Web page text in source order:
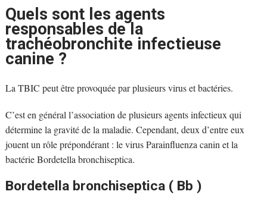
Quels sont les agents
responsables de la
trachéobronchite infectieuse
canine ?
La TBIC peut être provoquée par plusieurs virus et bactéries.
C’est en général l’association de plusieurs agents infectieux qui
détermine la gravité de la maladie. Cependant, deux d’entre eux
jouent un rôle prépondérant : le virus Parainfluenza canin et la
bactérie Bordetella bronchiseptica.
Bordetella bronchiseptica ( Bb )